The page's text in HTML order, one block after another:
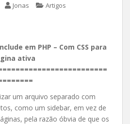
Jonas Artigos
em PHP – Com CSS para
ativa
um arquivo separado com
como um sidebar, em vez de
pela razão óbvia de que os